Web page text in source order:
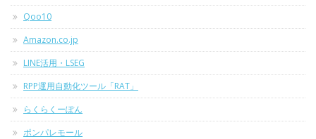
Qoo10
Amazon.co.jp
LINE活用・LSEG
RPP運用自動化ツール「RAT」
らくらくーぽん
ポンパレモール